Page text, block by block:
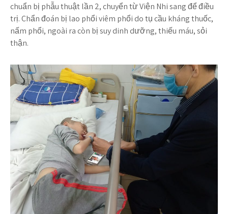
chuẩn bị phẫu thuật lần 2, chuyển từ Viện Nhi sang để điều
trị. Chẩn đoán bị lao phổi viêm phổi do tụ cầu kháng thuốc,
nấm phổi, ngoài ra còn bị suy dinh dưỡng, thiếu máu, sỏi
thận.